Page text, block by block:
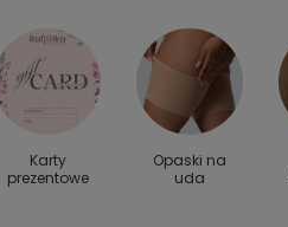
Karty
prezentowe
Opaski na
uda